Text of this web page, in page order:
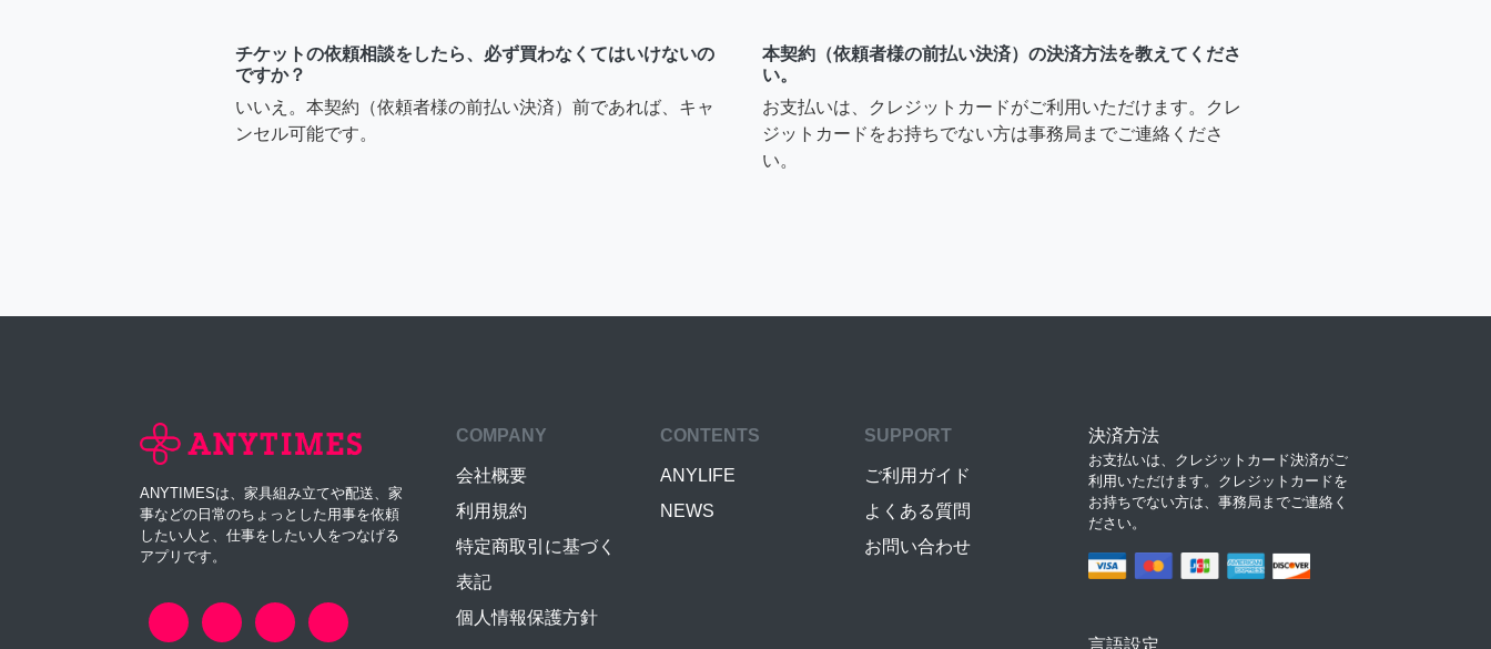
チケットの依頼相談をしたら、必ず買わなくてはいけないの
ですか？
いいえ。本契約（依頼者様の前払い決済）前であれば、キャ
ンセル可能です。
本契約（依頼者様の前払い決済）の決済方法を教えてくださ
い。
お支払いは、クレジットカードがご利用いただけます。クレ
ジットカードをお持ちでない方は事務局までご連絡くださ
い。
ANYTIMESは、家具組み立てや配送、家
事などの日常のちょっとした用事を依頼
したい人と、仕事をしたい人をつなげる
アプリです。
COMPANY
会社概要
利用規約
特定商取引に基づく
表記
個人情報保護方針
CONTENTS
ANYLIFE
NEWS
SUPPORT
ご利用ガイド
よくある質問
お問い合わせ
決済方法
お支払いは、クレジットカード決済がご
利用いただけます。クレジットカードを
お持ちでない方は、事務局までご連絡く
ださい。
言語設定